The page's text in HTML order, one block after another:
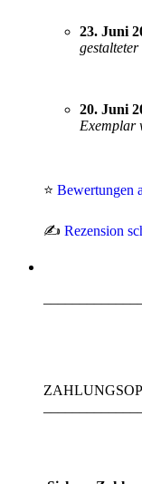
23. Juni
20. Juni
Exemplar
⭐ Bewertungen
✍️ Rezension